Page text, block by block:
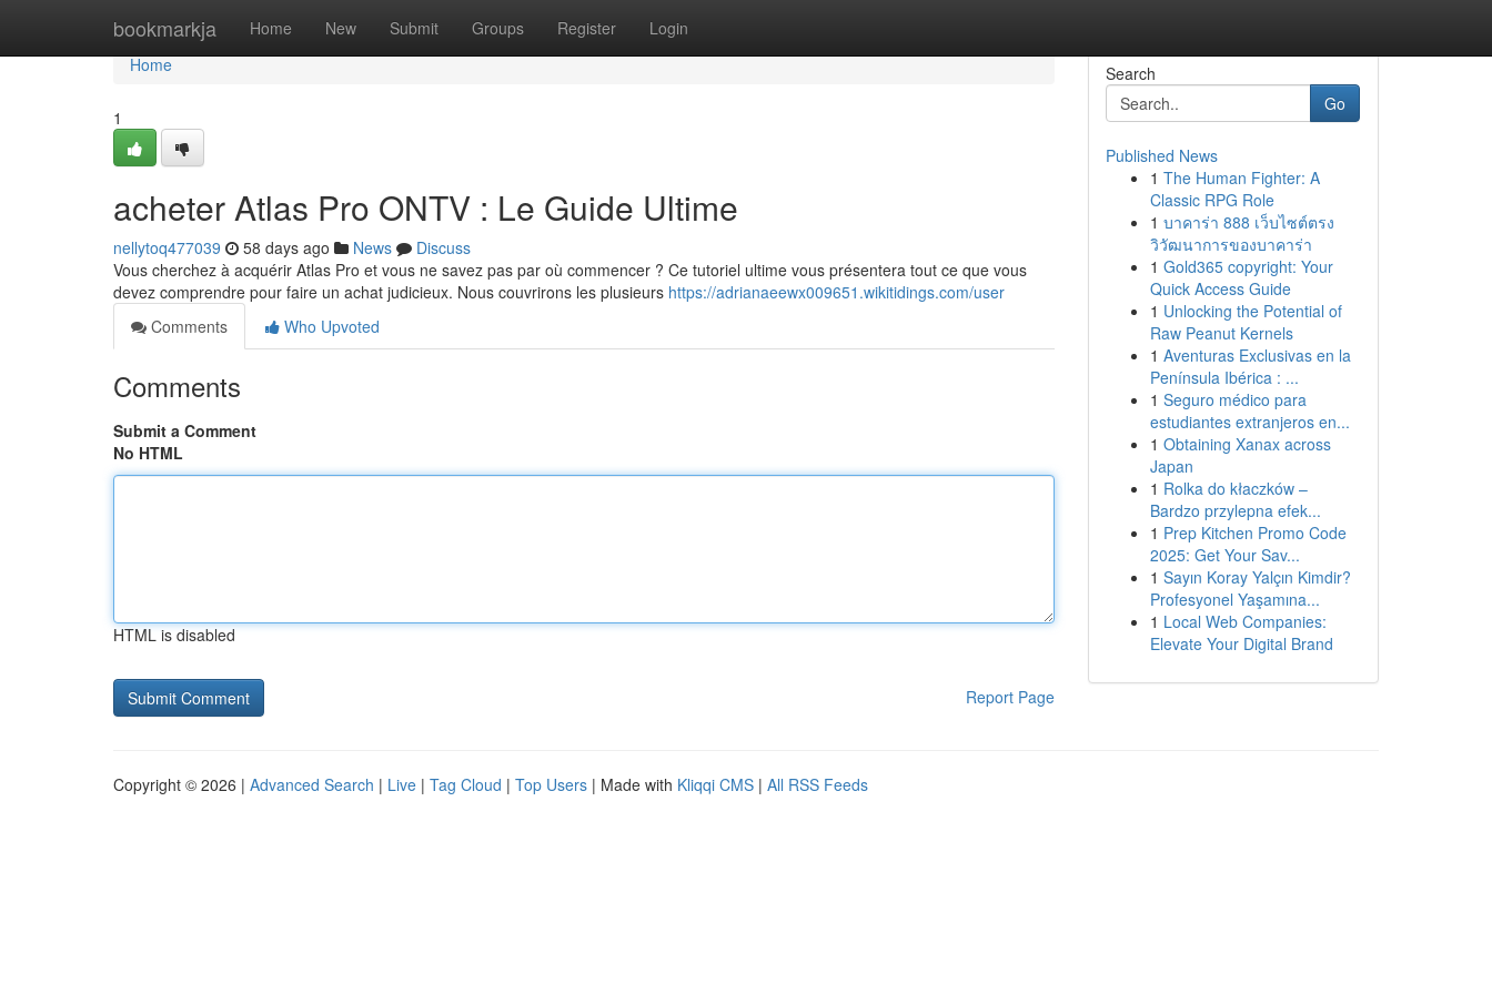
bookmarkja Home New Submit Groups Register Login
Home
Home
1
acheter Atlas Pro ONTV : Le Guide Ultime
nellytoq477039 58 days ago News
Discuss
Vous cherchez à acquérir Atlas Pro et vous ne savez pas par où commencer ? Ce tutoriel ultime vous présentera tout ce que vous
devez comprendre pour faire un achat judicieux. Nous couvrirons les plusieurs https://adrianaeewx009651.wikitidings.com/user
Comments
Who Upvoted
Comments
Submit a Comment
No HTML
HTML is disabled
Report Page
Search
Go
Published News
1 The Human Fighter: A
Classic RPG Role
1 บาคาร่า 888 เว็บไซต์ตรง
วิวัฒนาการของบาคาร่า
1 Gold365 copyright: Your
Quick Access Guide
1 Unlocking the Potential of
Raw Peanut Kernels
1 Aventuras Exclusivas en la
Península Ibérica : ...
1 Seguro médico para
estudiantes extranjeros en...
1 Obtaining Xanax across
Japan
1 Rolka do kłaczków –
Bardzo przylepna efek...
1 Prep Kitchen Promo Code
2025: Get Your Sav...
1 Sayın Koray Yalçın Kimdir?
Profesyonel Yaşamına...
1 Local Web Companies:
Elevate Your Digital Brand
Copyright © 2026 | Advanced Search | Live | Tag Cloud | Top Users | Made with Kliqqi CMS | All RSS Feeds